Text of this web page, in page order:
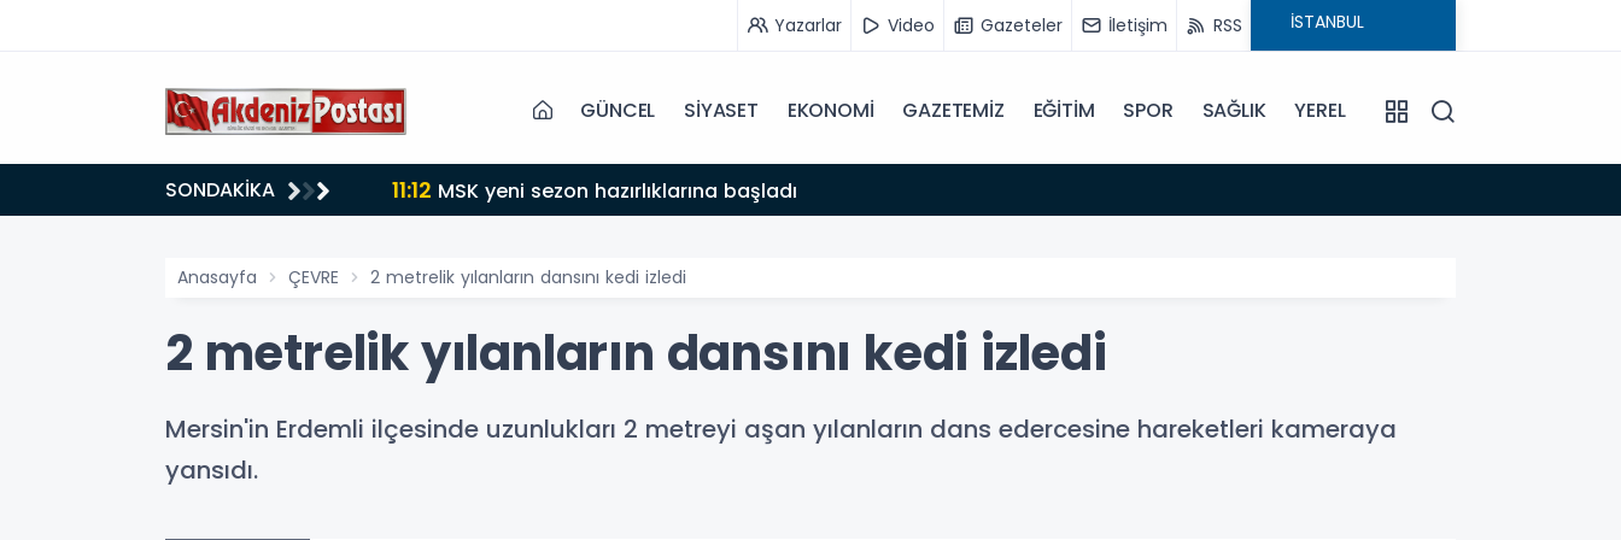
Yazarlar Video Gazeteler İletişim RSS
GÜNCEL SİYASET EKONOMİ GAZETEMİZ EĞİTİM SPOR SAĞLIK YEREL
SONDAKİKA 11:12 MSK yeni sezon hazırlıklarına başladı
Anasayfa ÇEVRE 2 metrelik yılanların dansını kedi izledi
2 metrelik yılanların dansını kedi izledi
Mersin'in Erdemli ilçesinde uzunlukları 2 metreyi aşan yılanların dans edercesine hareketleri kameraya
yansıdı.